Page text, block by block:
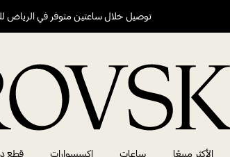
توصيل خلال ساعتين متوفر في الرياض
الأكثر مبيعًا ساعات اكسسوارات قطع